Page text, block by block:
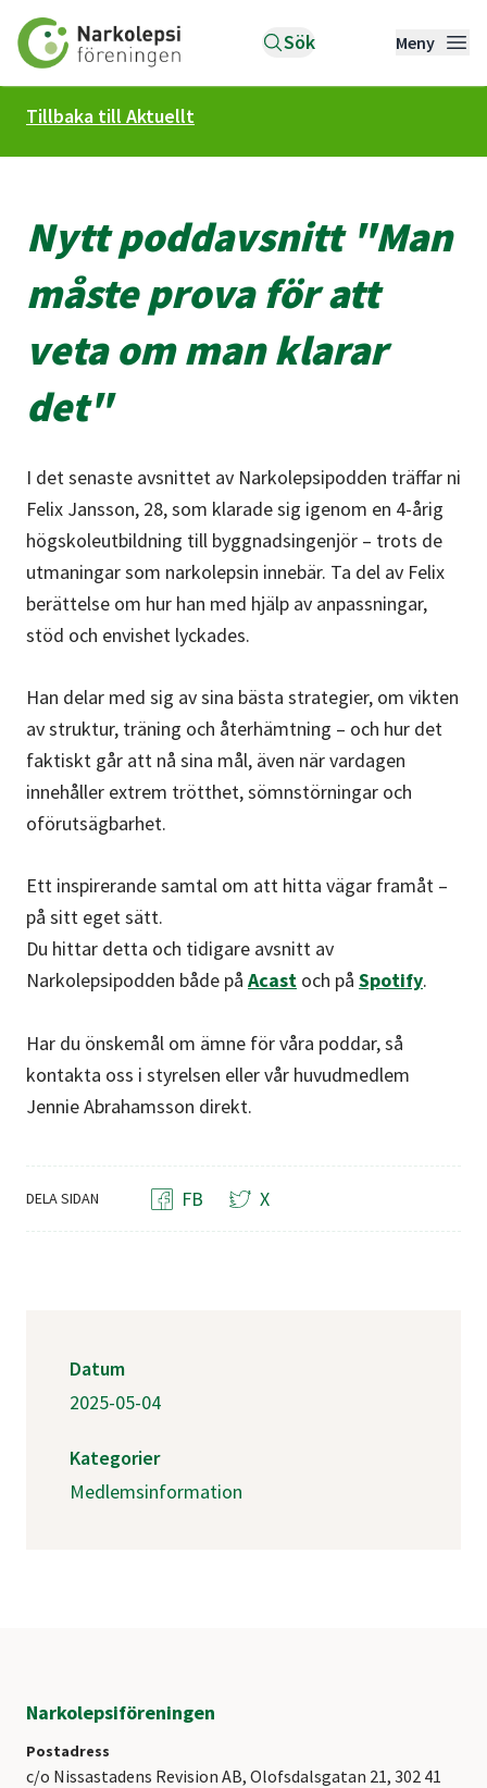
Till startsidan Sök Meny
Tillbaka till Aktuellt
Nytt poddavsnitt "Man
måste prova för att
veta om man klarar
det"
I det senaste avsnittet av Narkolepsipodden träffar ni
Felix Jansson, 28, som klarade sig igenom en 4-årig
högskoleutbildning till byggnadsingenjör – trots de
utmaningar som narkolepsin innebär. Ta del av Felix
berättelse om hur han med hjälp av anpassningar,
stöd och envishet lyckades.
Han delar med sig av sina bästa strategier, om vikten
av struktur, träning och återhämtning – och hur det
faktiskt går att nå sina mål, även när vardagen
innehåller extrem trötthet, sömnstörningar och
oförutsägbarhet.
Ett inspirerande samtal om att hitta vägar framåt –
på sitt eget sätt.
Du hittar detta och tidigare avsnitt av
Narkolepsipodden både på Acast och på Spotify.
Har du önskemål om ämne för våra poddar, så
kontakta oss i styrelsen eller vår huvudmedlem
Jennie Abrahamsson direkt.
DELA SIDAN FB X
Datum
2025-05-04
Kategorier
Medlemsinformation
Narkolepsiföreningen
Postadress
c/o Nissastadens Revision AB, Olofsdalsgatan 21, 302 41